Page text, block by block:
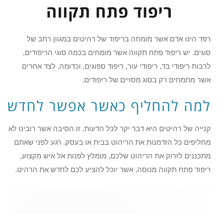
ריפוד פתח תקווה
רפד הינו אדם אשר מומחה בריפוד של רהיטים במגוון רחב של
סוגים. יש ריפוד פתח תקווה אשר מומחים בכמה סוגי הריפודים,
לרבות ריפודי בד, ריפודי עור, ריפוד ספוגים, וכדומה, לצד אחרים
אשר מתמחים רק בסוג מסויים של ריפודים.
למה להחליף כאשר אפשר לחדש
קנייה של רהיטים היא דבר יקר לכל הדעות. זו הסיבה אשר רובינו לא
מחליפים כל הזדמנות את הריהוט בבית או בעסק. רגע לפני שאתם
מתכננים לזרוק את הריהוט שלכם, מומלץ לפנות אל איש מקצוע,
ריפוד פתח תקווה מנוסה, אשר יוכל להציע לכם לחדש את הרהיט.